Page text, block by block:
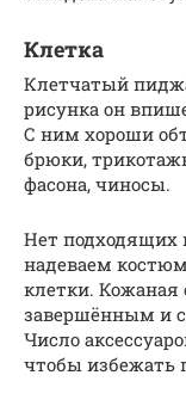
Клетка
Клетчатый
рисунка он
С ним хороши
брюки,
фасона, чиносы.
Нет подходящих
надеваем
клетки. Кожаная
завершённым и
Число
чтобы избежать